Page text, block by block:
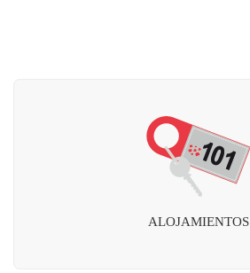
ALOJAMIENTOS